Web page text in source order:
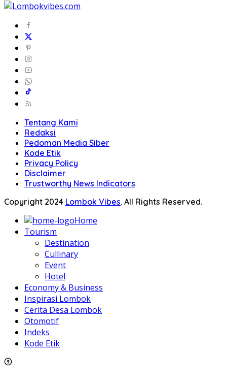
Tentang Kami
Redaksi
Pedoman Media Siber
Kode Etik
Privacy Policy
Disclaimer
Trustworthy News Indicators
Copyright 2024 Lombok Vibes. All Rights Reserved.
Home
Tourism
Destination
Cullinary
Event
Hotel
Economy & Business
Inspirasi Lombok
Cerita Desa Lombok
Otomotif
Indeks
Kode Etik